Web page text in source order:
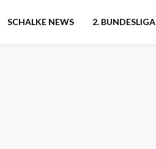
SCHALKE NEWS 2. BUNDESLIGA